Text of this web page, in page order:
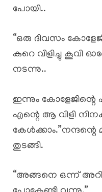
പോയി..
“ഒരു ദിവസം
കുറെ വിളിച്ചു കൂവി
നടന്നു..
ഇന്നും
എന്റെ ആ വിളി
കേൾക്കാം.”നന്ദന്റെ
തുടങ്ങി.
“അങ്ങനെ ഒന്ന്